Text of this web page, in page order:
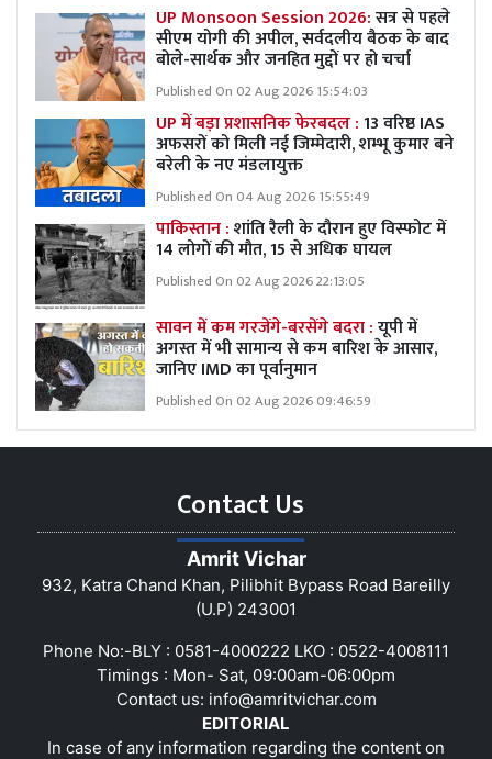
UP Monsoon Session 2026:सत्र से पहले
सीएम योगी की अपील, सर्वदलीय बैठक के बाद
बोले-सार्थक और जनहित मुद्दों पर हो चर्चा
Published On 02 Aug 2026 15:54:03
UP में बड़ा प्रशासनिक फेरबदल :13 वरिष्ठ IAS
अफसरों को मिली नई जिम्मेदारी, शम्भू कुमार बने
बरेली के नए मंडलायुक्त
Published On 04 Aug 2026 15:55:49
पाकिस्तान :शांति रैली के दौरान हुए विस्फोट में
14 लोगों की मौत, 15 से अधिक घायल
Published On 02 Aug 2026 22:13:05
सावन में कम गरजेंगे-बरसेंगे बदरा :यूपी में
अगस्त में भी सामान्य से कम बारिश के आसार,
जानिए IMD का पूर्वानुमान
Published On 02 Aug 2026 09:46:59
Contact Us
Amrit Vichar
932, Katra Chand Khan, Pilibhit Bypass Road Bareilly
(U.P) 243001
Phone No:-BLY : 0581-4000222 LKO : 0522-4008111
Timings : Mon- Sat, 09:00am-06:00pm
Contact us: info@amritvichar.com
EDITORIAL
In case of any information regarding the content on